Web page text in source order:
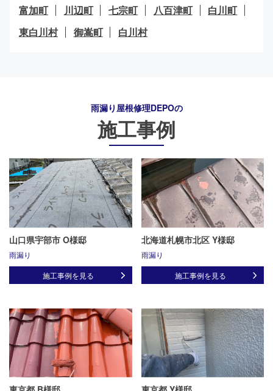
富加町
川辺町 七宗町 八百津町
白川町
東白川村
御嵩町 白川村
雨漏り屋根修理DEPOの
施工事例
山口県宇部市 O様邸
雨漏り
施工事例を見る
北海道札幌市北区 Y様邸
雨漏り
施工事例を見る